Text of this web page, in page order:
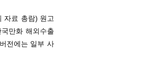
자료 총람) 원고
만화 해외수출
전에는 일부 사